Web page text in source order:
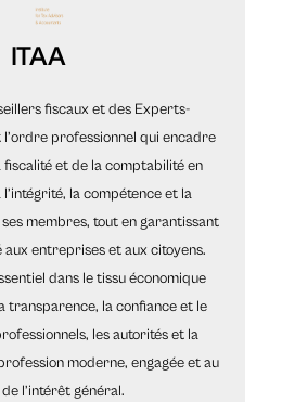
ITAA
fiscaux et des Experts-
l’ordre professionnel qui encadre
fiscalité et de la comptabilité en
l’intégrité, la compétence et la
membres, tout en garantissant
aux entreprises et aux citoyens.
dans le tissu économique
transparence, la confiance et le
les autorités et la
moderne, engagée et au
l’intérêt général.